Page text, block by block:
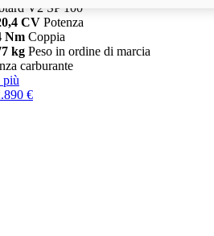
V2 SP 100
CV Potenza
Nm Coppia
kg Peso in ordine di marcia
carburante
più
€